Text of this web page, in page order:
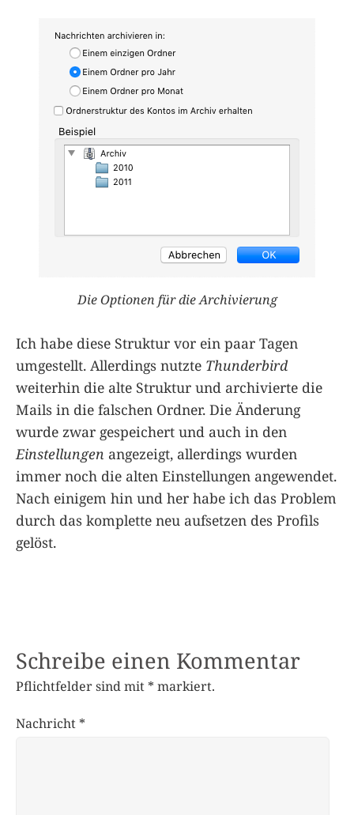
Die Optionen für die Archivierung
Ich habe diese Struktur vor ein paar Tagen
umgestellt. Allerdings nutzte Thunderbird
weiterhin die alte Struktur und archivierte die
Mails in die falschen Ordner. Die Änderung
wurde zwar gespeichert und auch in den
Einstellungen angezeigt, allerdings wurden
immer noch die alten Einstellungen angewendet.
Nach einigem hin und her habe ich das Problem
durch das komplette neu aufsetzen des Profils
gelöst.
Schreibe einen Kommentar
Pflichtfelder sind mit * markiert.
Nachricht *